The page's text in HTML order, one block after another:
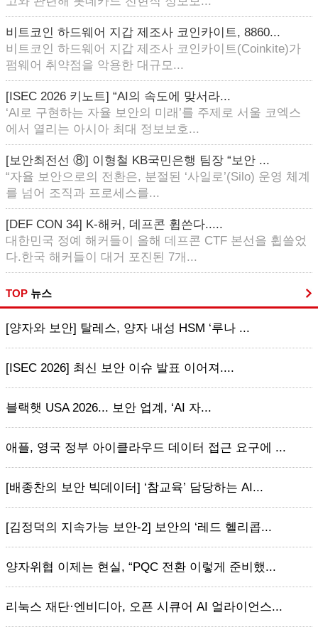
비트코인 하드웨어 지갑 제조사 코인카이트, 8860...
비트코인 하드웨어 지갑 제조사 코인카이트(Coinkite)가
펌웨어 취약점을 악용한 대규모...
[ISEC 2026 키노트] “AI의 속도에 맞서라...
‘AI로 구현하는 자율 보안의 미래’를 주제로 서울 코엑스
에서 열리는 아시아 최대 정보보호...
[보안최전선 ⑧] 이형철 KB국민은행 팀장 “보안 ...
“자율 보안으로의 전환은, 분절된 ‘사일로’(Silo) 운영 체계
를 넘어 조직과 프로세스를...
[DEF CON 34] K-해커, 데프콘 휩쓴다.....
대한민국 정예 해커들이 올해 데프콘 CTF 본선을 휩쓸었
다.한국 해커들이 대거 포진된 7개...
TOP 뉴스
[양자와 보안] 탈레스, 양자 내성 HSM ‘루나 ...
[ISEC 2026] 최신 보안 이슈 발표 이어져....
블랙햇 USA 2026... 보안 업계, ‘AI 자...
애플, 영국 정부 아이클라우드 데이터 접근 요구에 ...
[배종찬의 보안 빅데이터] ‘참교육’ 담당하는 AI...
[김정덕의 지속가능 보안-2] 보안의 ‘레드 헬리콥...
양자위협 이제는 현실, “PQC 전환 이렇게 준비했...
리눅스 재단·엔비디아, 오픈 시큐어 AI 얼라이언스...